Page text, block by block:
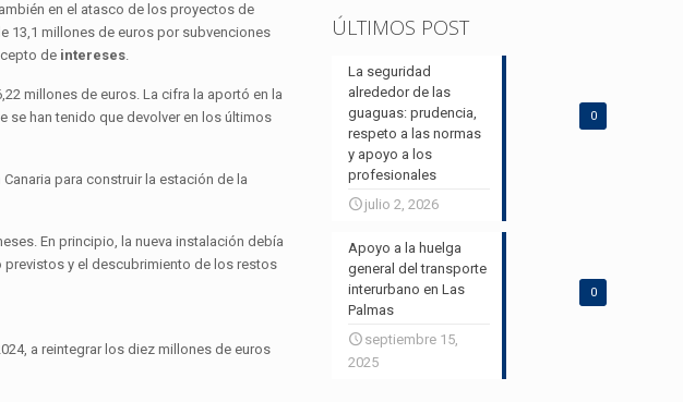
en el atasco de los proyectos de
13,1 millones de euros por subvenciones
de intereses.
millones de euros. La cifra la aportó en la
se han tenido que devolver en los últimos
para construir la estación de la
En principio, la nueva instalación debía
y el descubrimiento de los restos
a reintegrar los diez millones de euros
ÚLTIMOS POST
0
La seguridad
alrededor de las
guaguas: prudencia,
respeto a las normas
y apoyo a los
profesionales
julio 2, 2026
0
Apoyo a la huelga
general del transporte
interurbano en Las
Palmas
septiembre 15,
2025